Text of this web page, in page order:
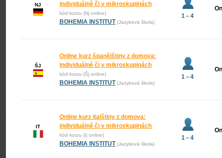
NJ
individuálně či v mikroskupinách
kód kurzu (Nj online)
BOHEMIA INSTITUT (Jazyková škola)
1 – 4
ŠJ
Online kurz španělštiny z domova:
individuálně či v mikroskupinách
kód kurzu (Šj online)
BOHEMIA INSTITUT (Jazyková škola)
1 – 4
IT
Online kurz italštiny z domova:
individuálně či v mikroskupinách
kód kurzu (Ij online)
BOHEMIA INSTITUT (Jazyková škola)
1 – 4